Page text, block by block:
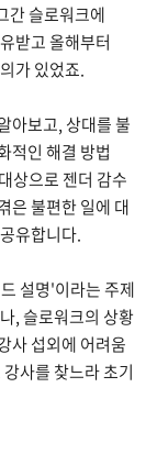
간 슬로워크에
받고 올해부터
가 있었죠.
아보고, 상대를 불
적인 해결 방법
상으로 젠더 감수
은 불편한 일에 대
유합니다.
설명'이라는 주제
, 슬로워크의 상황
사 섭외에 어려움
사를 찾느라 초기